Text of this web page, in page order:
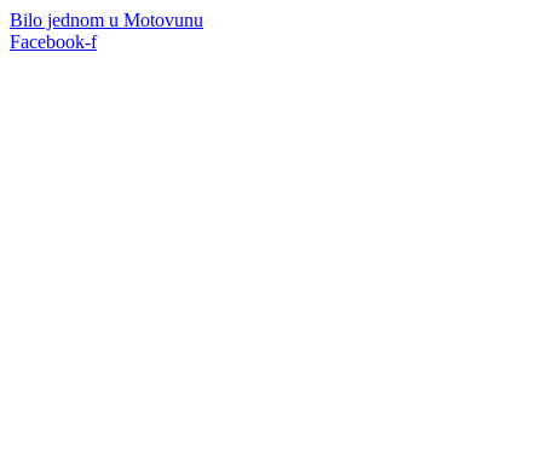
Bilo jednom u Motovunu
Facebook-f